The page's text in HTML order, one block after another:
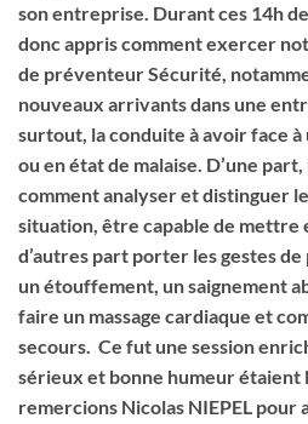
son entreprise. Durant ces 14h
donc appris comment exercer
de préventeur Sécurité,
nouveaux arrivants dans une
surtout, la conduite à avoir face
ou en état de malaise. D’une
comment analyser et distinguer
situation, être capable de mettre
d’autres part porter les gestes
un étouffement, un saignement
faire un massage cardiaque et
secours. Ce fut une session
sérieux et bonne humeur étaient
remercions Nicolas NIEPEL pour